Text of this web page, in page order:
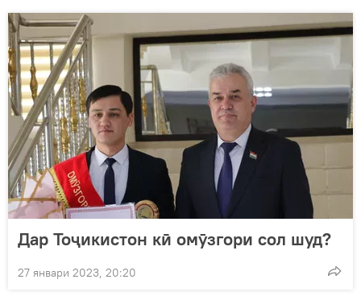
Дар Тоҷикистон кӣ омӯзгори сол шуд?
27 январи 2023, 20:20